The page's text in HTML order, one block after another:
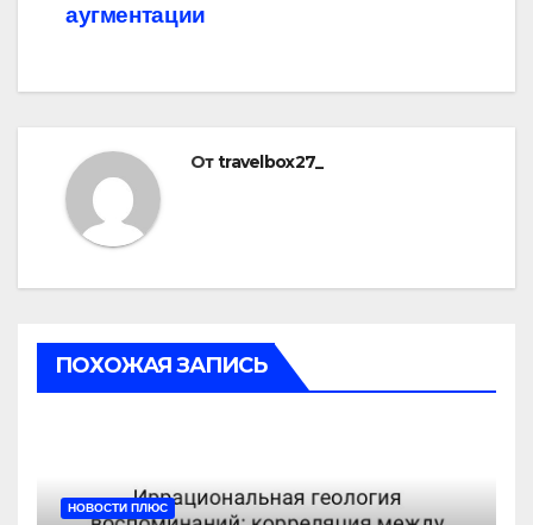
аугментации
Отtravelbox27_
ПОХОЖАЯ ЗАПИСЬ
НОВОСТИ ПЛЮС